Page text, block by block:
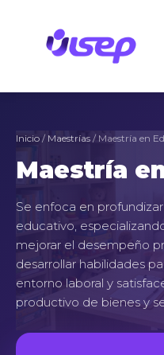
contenido
Inicio / Maestrías / Maestría en
Maestría
Se enfoca en
educativo,
mejorar el desempeño
desarrollar habilidades
entorno laboral y
productivo de bienes y